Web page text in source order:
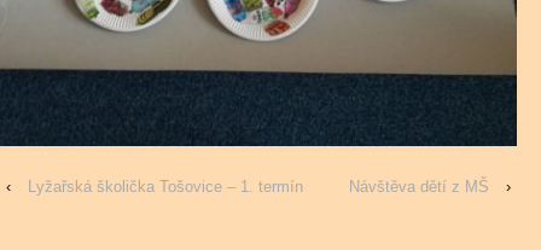
‹ Lyžařská školička Tošovice – 1. termín Návštěva dětí z MŠ ›